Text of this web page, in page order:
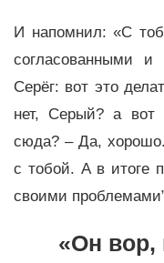
И напомнил: «С
согласованными и
Серёг: вот это
нет, Серый? а
сюда? – Да,
с тобой. А в итоге
своими
«Он вор,